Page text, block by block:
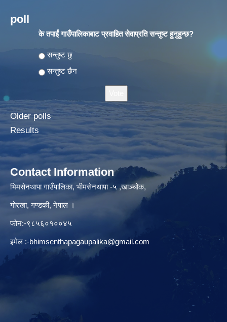
poll
के तपाईं गाउँपालिकाबाट प्रवाहित सेवाप्रति सन्तुष्ट हुनुहुन्छ?
Choices
सन्तुष्ट छु
सन्तुष्ट छैन
Older polls
Results
Contact Information
भिमसेनथापा गाउँपालिका, भीमसेनथापा -५ ,खाञ्चोक,
गोरखा, गण्डकी, नेपाल ।
फोन:-९८५६०१००४५
इमेल :-bhimsenthapagaupalika@gmail.com